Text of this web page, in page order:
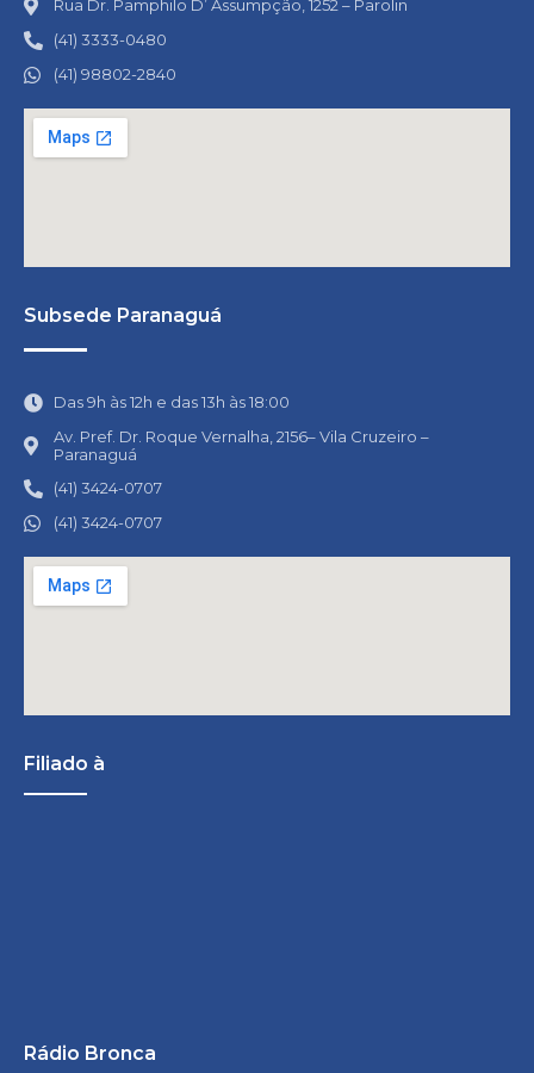
Rua Dr. Pamphilo D’ Assumpção, 1252 – Parolin
(41) 3333-0480
(41) 98802-2840
Subsede Paranaguá
Das 9h às 12h e das 13h às 18:00
Av. Pref. Dr. Roque Vernalha, 2156– Vila Cruzeiro –
Paranaguá
(41) 3424-0707
(41) 3424-0707
Filiado à
Rádio Bronca